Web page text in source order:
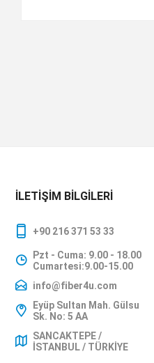
İLETIŞIM BILGILERI
+90 216 371 53 33
Pzt - Cuma: 9.00 - 18.00
Cumartesi:9.00-15.00
info@fiber4u.com
Eyüp Sultan Mah. Gülsu
Sk. No: 5 AA
SANCAKTEPE /
İSTANBUL / TÜRKİYE